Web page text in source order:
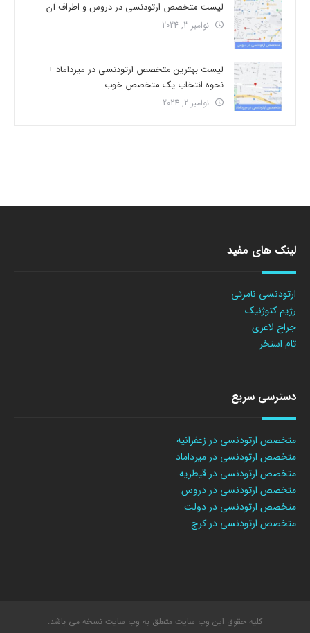
لیست متخصص ارتودنسی در دروس و اطراف آن
نوامبر 3, 2024
لیست بهترین متخصص ارتودنسی در میرداماد +
نحوه انتخاب یک متخصص خوب
نوامبر 2, 2024
لینک های مفید
ارتودنسی نامرئی
رژیم کتوژنیک
جراح لاغری
تام استخر
دسترسی سریع
متخصص ارتودنسی در زعفرانیه
متخصص ارتودنسی در میرداماد
متخصص ارتودنسی در قیطریه
متخصص ارتودنسی در دروس
متخصص ارتودنسی در دولت
متخصص ارتودنسی در کرج
کلیه حقوق این وب سایت متعلق به وب سایت نسخه می باشد.